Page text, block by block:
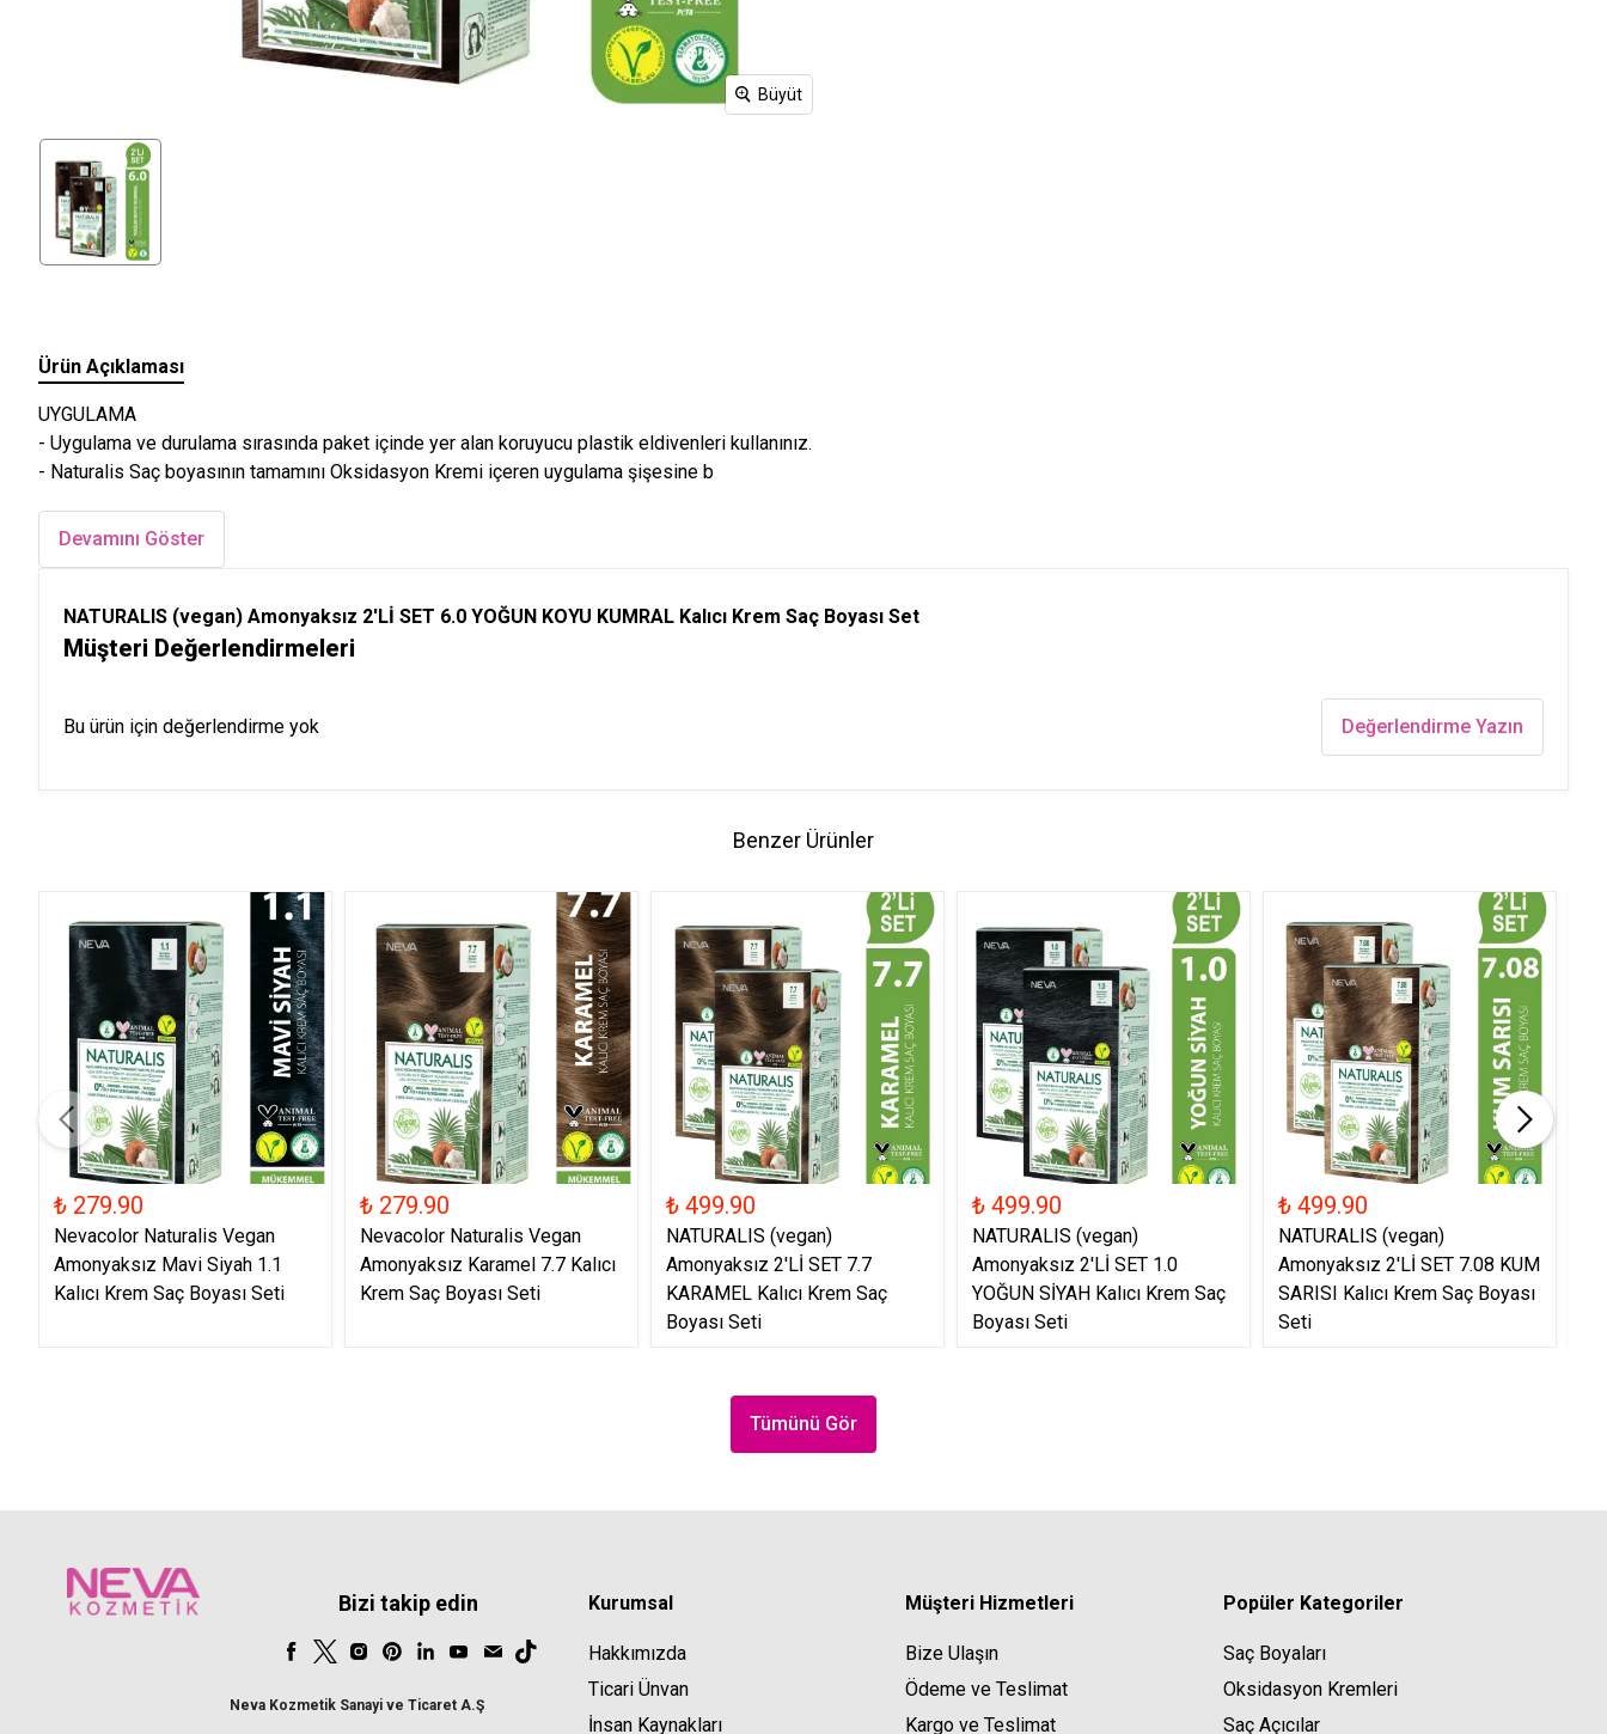
Büyüt
Ürün Açıklaması
UYGULAMA
- Uygulama ve durulama sırasında paket içinde yer alan koruyucu plastik eldivenleri kullanınız.
- Naturalis Saç boyasının tamamını Oksidasyon Kremi içeren uygulama şişesine b
Devamını Göster
NATURALIS (vegan) Amonyaksız 2'Lİ SET 6.0 YOĞUN KOYU KUMRAL Kalıcı Krem Saç Boyası Set
Müşteri Değerlendirmeleri
Bu ürün için değerlendirme yok Değerlendirme Yazın
Benzer Ürünler
₺ 279.90
Nevacolor Naturalis Vegan
Amonyaksız Mavi Siyah 1.1
Kalıcı Krem Saç Boyası Seti
₺ 279.90
Nevacolor Naturalis Vegan
Amonyaksız Karamel 7.7 Kalıcı
Krem Saç Boyası Seti
₺ 499.90
NATURALIS (vegan)
Amonyaksız 2'Lİ SET 7.7
KARAMEL Kalıcı Krem Saç
Boyası Seti
₺ 499.90
NATURALIS (vegan)
Amonyaksız 2'Lİ SET 1.0
YOĞUN SİYAH Kalıcı Krem Saç
Boyası Seti
₺ 499.90
NATURALIS (vegan)
Amonyaksız 2'Lİ SET 7.08 KUM
SARISI Kalıcı Krem Saç Boyası
Seti
Tümünü Gör
Bizi takip edin
Neva Kozmetik Sanayi ve Ticaret A.Ş
Kurumsal
Hakkımızda
Ticari Ünvan
İnsan Kaynakları
Müşteri Hizmetleri
Bize Ulaşın
Ödeme ve Teslimat
Kargo ve Teslimat
Popüler Kategoriler
Saç Boyaları
Oksidasyon Kremleri
Saç Açıcılar